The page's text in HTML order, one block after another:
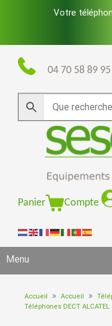
Votre
04 70 58
Panier Compte
Menu
Accueil Accueil
Téléphones DECT ALCATEL